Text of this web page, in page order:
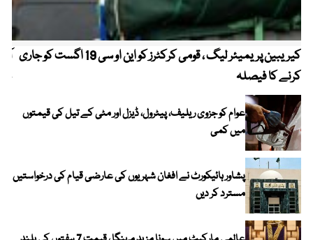
کیریبین پریمیئر لیگ ، قومی کرکٹرز کو این او سی 19 اگست کو جاری
کرنے کا فیصلہ
عوام کو جزوی ریلیف، پیٹرول، ڈیزل اور مٹی کے تیل کی قیمتوں
میں کمی
پشاور ہائیکورٹ نے افغان شہریوں کی عارضی قیام کی درخواستیں
مسترد کر دیں